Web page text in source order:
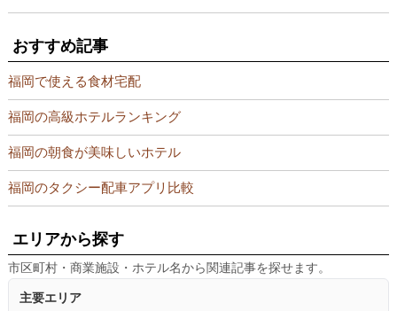
おすすめ記事
福岡で使える食材宅配
福岡の高級ホテルランキング
福岡の朝食が美味しいホテル
福岡のタクシー配車アプリ比較
エリアから探す
市区町村・商業施設・ホテル名から関連記事を探せます。
主要エリア